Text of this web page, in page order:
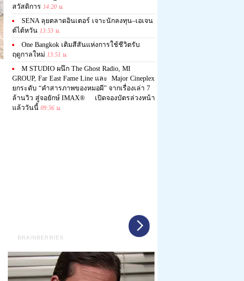
สวัสดิการ 14:20 น.
SENA ลุยตลาดอินเตอร์ เจาะนักลงทุน–เอเจน
ต์ไต้หวัน 13:53 น.
One Bangkok เติมสีสันแห่งการใช้ชีวิตรับ
ฤดูกาลใหม่ 13:51 น.
M STUDIO ผนึก The Ghost Radio, MI
GROUP, Far East Fame Line และ Major Cineplex
ยกระดับ “คำสารภาพของหมอผี” จากเรื่องเล่า 7
ล้านวิว สู่จอยักษ์ IMAX® เปิดจองบัตรล่วงหน้า
แล้ววันนี้ 09:56 น.